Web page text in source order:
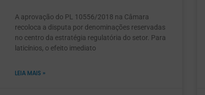
A aprovação do PL 10556/2018 na Câmara
recoloca a disputa por denominações reservadas
no centro da estratégia regulatória do setor. Para
laticínios, o efeito imediato
LEIA MAIS »